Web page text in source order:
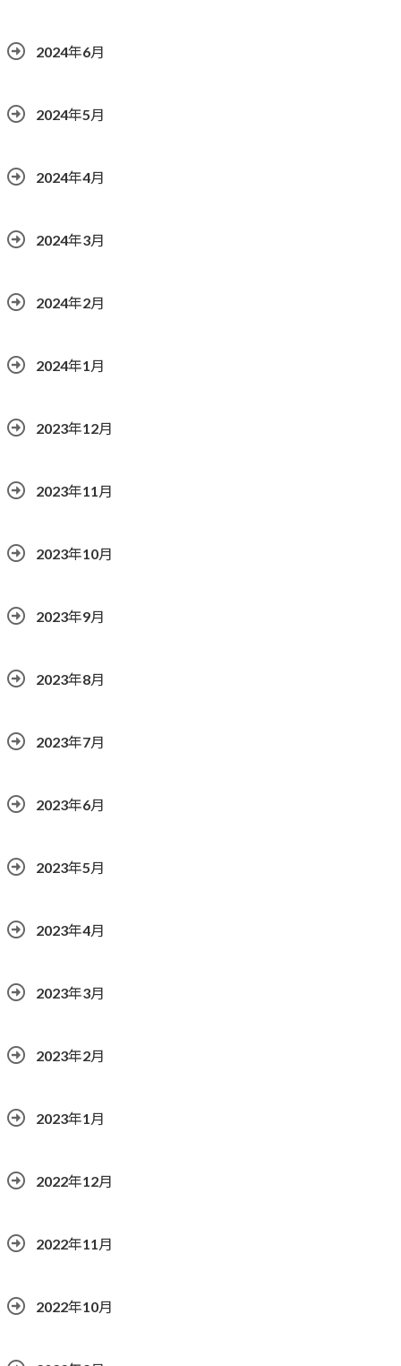
2024年6月
2024年5月
2024年4月
2024年3月
2024年2月
2024年1月
2023年12月
2023年11月
2023年10月
2023年9月
2023年8月
2023年7月
2023年6月
2023年5月
2023年4月
2023年3月
2023年2月
2023年1月
2022年12月
2022年11月
2022年10月